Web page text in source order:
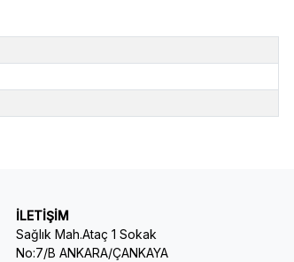
İLETİŞİM
Sağlık Mah.Ataç 1 Sokak
No:7/B ANKARA/ÇANKAYA